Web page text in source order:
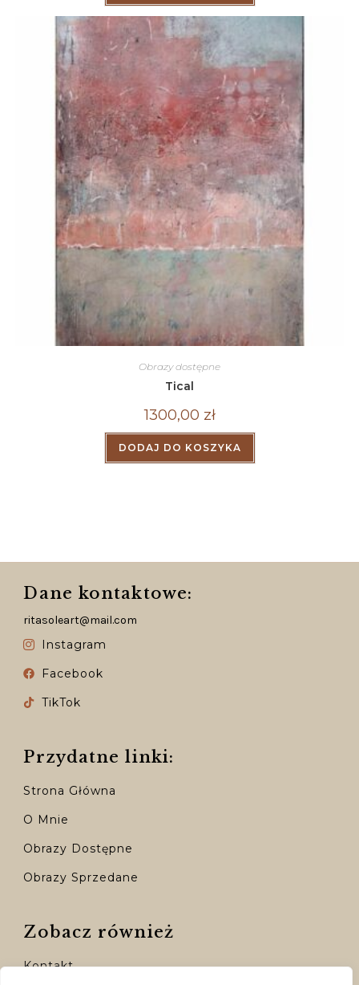
Obrazy dostępne
Tical
1300,00 zł
DODAJ DO KOSZYKA
Dane kontaktowe:
ritasoleart@mail.com
Instagram
Facebook
TikTok
Przydatne linki:
Strona Główna
O Mnie
Obrazy Dostępne
Obrazy Sprzedane
Zobacz również
Kontakt